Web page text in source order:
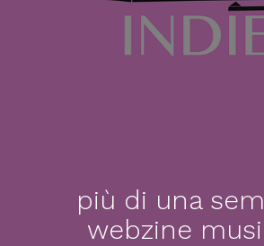
più di una
webzine